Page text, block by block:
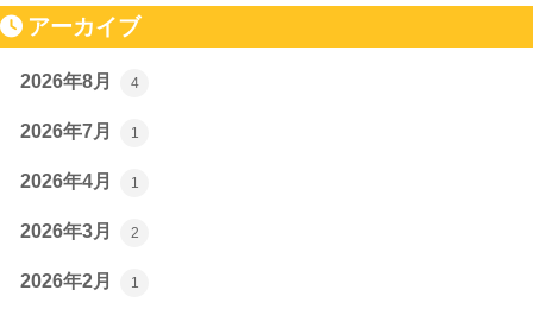
アーカイブ
2026年8月 4
2026年7月 1
2026年4月 1
2026年3月 2
2026年2月 1